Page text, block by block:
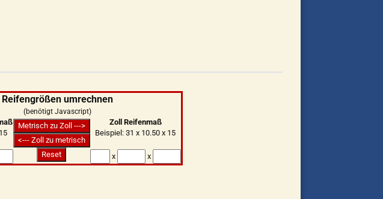
Passwort vergessen?
Reifengrößen umrechnen
(benötigt Javascript)
Zoll Reifenmaß
Beispiel: 31 x 10.50 x 15
x x